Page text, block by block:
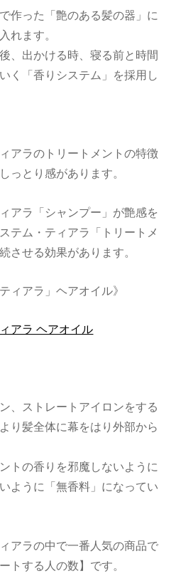
作った「艶のある髪の器」に
れます。
、出かける時、寝る前と時間
く「香りシステム」を採用し
アラのトリートメントの特徴
っとり感があります。
アラ「シャンプー」が艶感を
テム・ティアラ「トリートメ
させる効果があります。
ィアラ」ヘアオイル》
アラ ヘアオイル
、ストレートアイロンをする
り髪全体に幕をはり外部から
トの香りを邪魔しないように
ように「無香料」になってい
アラの中で一番人気の商品で
トする人の数】です。